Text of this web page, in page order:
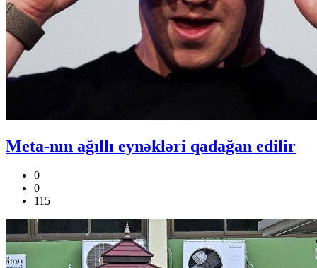
Meta-nın ağıllı eynəkləri qadağan edilir
0
0
115